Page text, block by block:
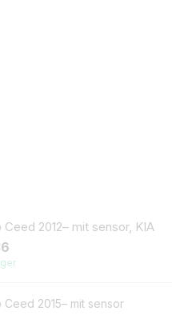
2012– mit sensor, KIA